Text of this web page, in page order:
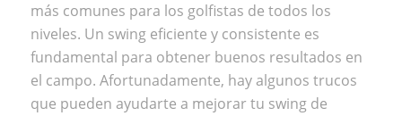
más comunes para los golfistas de todos los
niveles. Un swing eficiente y consistente es
fundamental para obtener buenos resultados en
el campo. Afortunadamente, hay algunos trucos
que pueden ayudarte a mejorar tu swing de